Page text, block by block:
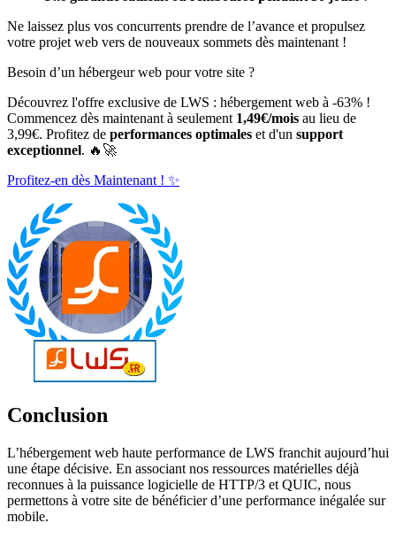
Ne laissez plus vos concurrents prendre de l’avance et propulsez
votre projet web vers de nouveaux sommets dès maintenant !
Besoin d’un hébergeur web pour votre site ?
Découvrez l'offre exclusive de LWS : hébergement web à -63% !
Commencez dès maintenant à seulement 1,49€/mois au lieu de
3,99€. Profitez de performances optimales et d'un support
exceptionnel. 🔥🚀
Profitez-en dès Maintenant ! ✨
Conclusion
L’hébergement web haute performance de LWS franchit aujourd’hui
une étape décisive. En associant nos ressources matérielles déjà
reconnues à la puissance logicielle de HTTP/3 et QUIC, nous
permettons à votre site de bénéficier d’une performance inégalée sur
mobile.